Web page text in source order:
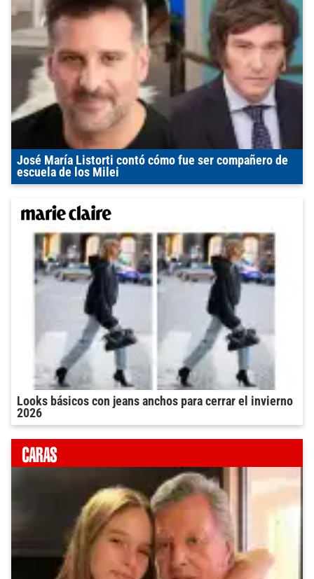
José María Listorti contó cómo fue ser compañero de
escuela de los Milei
Looks básicos con jeans anchos para cerrar el invierno
2026